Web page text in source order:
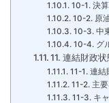
10-1. 決
10-2. 原
10-3. 中
10-4. グ
11. 連結財政
11-1. 連結
11-2. 主
11-3. キ